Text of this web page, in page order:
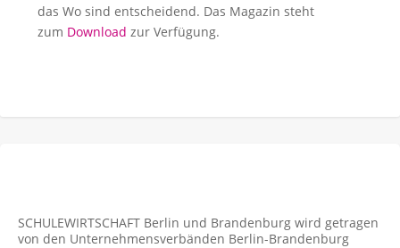
das Wo sind entscheidend. Das Magazin steht
zum Download zur Verfügung.
SCHULEWIRTSCHAFT Berlin und Brandenburg wird getragen
von den Unternehmens­verbänden Berlin-Brandenburg